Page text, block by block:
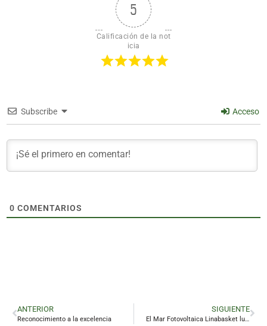
5
Calificación de la not
icia
Subscribe Acceso
0 COMENTARIOS
ANTERIOR
Reconocimiento a la excelencia
SIGUIENTE
El Mar Fotovoltaica Linabasket luchará por el bronce en el Andaluz júnior